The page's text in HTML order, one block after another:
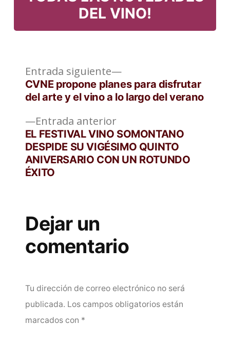
DEL VINO!
Navegación
de
entradas
Entrada anteriorEntrada
anterior:
EL FESTIVAL VINO SOMONTANO
DESPIDE SU VIGÉSIMO QUINTO
ANIVERSARIO CON UN ROTUNDO
ÉXITO
Entrada siguiente
Entrada
siguiente:
CVNE propone planes para disfrutar
del arte y el vino a lo largo del verano
Dejar un
comentario
Tu dirección de correo electrónico no será
publicada. Los campos obligatorios están
marcados con *